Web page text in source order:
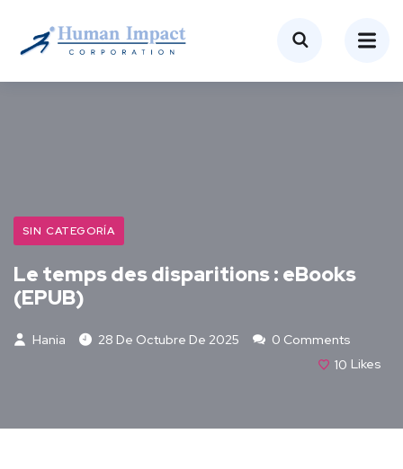
SIN CATEGORÍA
Le temps des disparitions : eBooks
(EPUB)
Hania 28 De Octubre De 2025
0 Comments
10 Likes